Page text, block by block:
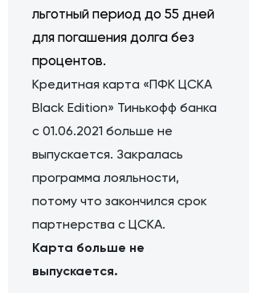
льготный период до 55 дней
для погашения долга без
процентов.
Кредитная карта «ПФК ЦСКА
Black Edition» Тинькофф банка
с 01.06.2021 больше не
выпускается. Закралась
программа лояльности,
потому что закончился срок
партнерства с ЦСКА.
Карта больше не
выпускается.